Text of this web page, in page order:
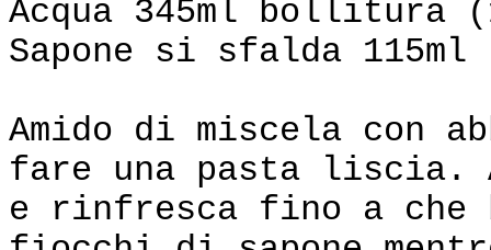
Acqua 345ml bollitura
Sapone si sfalda
Amido di miscela con
fare una pasta liscia.
e rinfresca fino a